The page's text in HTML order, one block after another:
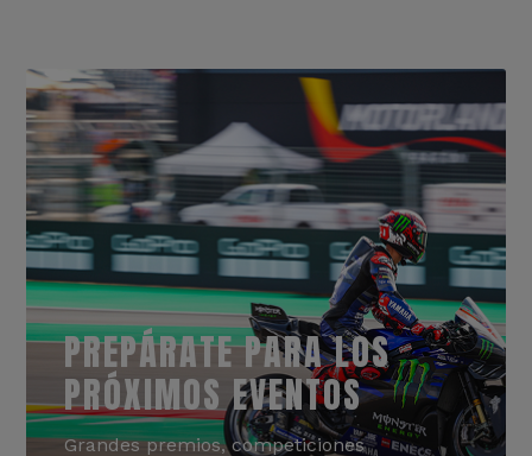
PREPÁRATE PARA LOS
PRÓXIMOS EVENTOS
Grandes premios, competiciones